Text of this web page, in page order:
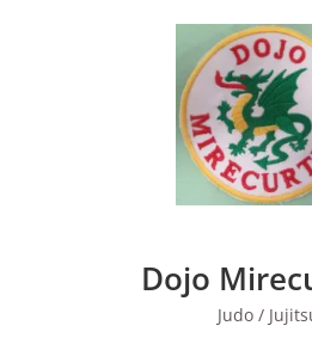
Dojo
Judo /